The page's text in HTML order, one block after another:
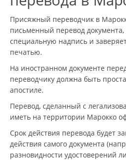
Присяжный переводчик в
письменный перевод документа,
специальную надпись и
печатью.
На иностранном документе
переводчику должна быть
апостиле.
Перевод, сделанный с
иметь на территории Марокко
Срок действия перевода будет
действия самого документа
разновидности удостоверений